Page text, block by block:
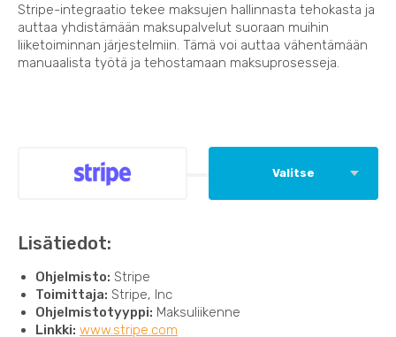
Stripe-integraatio tekee maksujen hallinnasta tehokasta ja
auttaa yhdistämään maksupalvelut suoraan muihin
liiketoiminnan järjestelmiin. Tämä voi auttaa vähentämään
manuaalista työtä ja tehostamaan maksuprosesseja.
Valitse
Lisätiedot:
Ohjelmisto: Stripe
Toimittaja: Stripe, Inc
Ohjelmistotyyppi: Maksuliikenne
Linkki: www.stripe.com